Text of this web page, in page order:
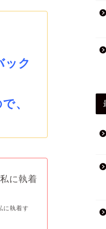
ック
、
に執着
に執着す